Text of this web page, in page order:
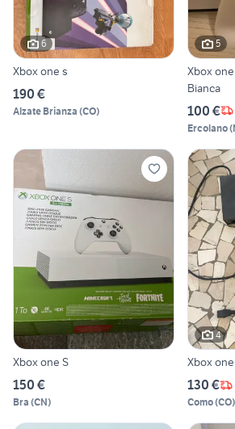
6
Xbox one s
190 €
Alzate Brianza (CO)
5
Xbox
Bianca
100 €
Ercolano(
Xbox one S
150 €
Bra (CN)
4
Xbox
130 €
Como(CO)